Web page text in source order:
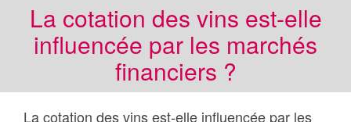
La cotation des vins est-elle
influencée par les marchés
financiers ?
La cotation des vins est-elle influencée par les